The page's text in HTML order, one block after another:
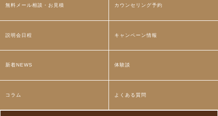
無料メール相談・お見積 カウンセリング予約
説明会日程 キャンペーン情報
新着NEWS 体験談
コラム よくある質問